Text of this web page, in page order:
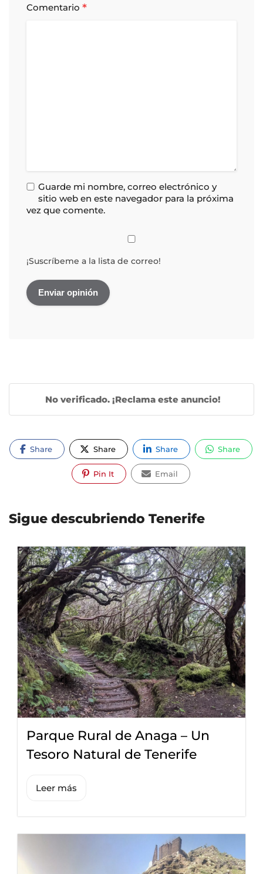
Comentario *
Guarde mi nombre, correo electrónico y
sitio web en este navegador para la próxima
vez que comente.
¡Suscríbeme a la lista de correo!
No verificado. ¡Reclama este anuncio!
Share Share Share Share
Pin It Email
Sigue descubriendo Tenerife
Parque Rural de Anaga – Un
Tesoro Natural de Tenerife
Leer más